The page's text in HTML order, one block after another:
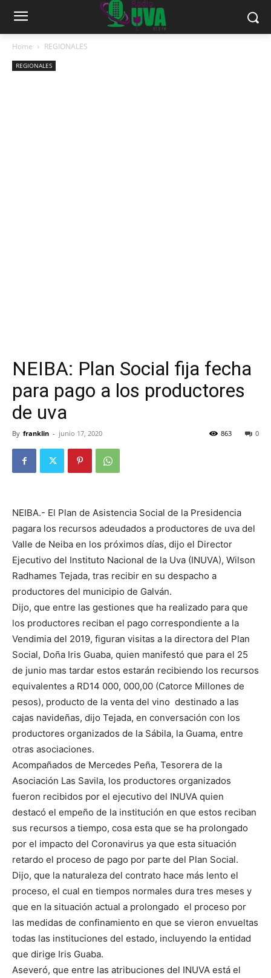
Home REGIONALES
REGIONALES
NEIBA: Plan Social fija fecha
para pago a los productores
de uva
By franklin - junio 17, 2020 0
863
NEIBA.- El Plan de Asistencia Social de la Presidencia
pagara los recursos adeudados a productores de uva del
Valle de Neiba en los próximos días, dijo el Director
Ejecutivo del Instituto Nacional de la Uva (INUVA), Wilson
Radhames Tejada, tras recibir en su despacho a
productores del municipio de Galván.
Dijo, que entre las gestiones que ha realizado para que
los productores reciban el pago correspondiente a la
Vendimia del 2019, figuran visitas a la directora del Plan
Social, Doña Iris Guaba, quien manifestó que para el 25
de junio mas tardar estos estarán recibiendo los recursos
equivalentes a RD14 000, 000,00 (Catorce Millones de
pesos), producto de la venta del vino destinado a las
cajas navideñas, dijo Tejada, en conversación con los
productores organizados de la Sábila, la Guama, entre
otras asociaciones.
Acompañados de Mercedes Peña, Tesorera de la
Asociación Las Savila, los productores organizados
fueron recibidos por el ejecutivo del INUVA quien
destacó el empeño de la institución en que estos reciban
sus recursos a tiempo, cosa esta que se ha prolongado
por el impacto del Coronavirus ya que esta situación
retardo el proceso de pago por parte del Plan Social.
Dijo, que la naturaleza del contrato hace más lento el
proceso, el cual en tiempos normales dura tres meses y
que en la situación actual a prolongado el proceso por
las medidas de confinamiento en que se vieron envueltas
todas las instituciones del estado, incluyendo la entidad
que dirige Iris Guaba.
Aseveró, que entre las atribuciones del INUVA está el